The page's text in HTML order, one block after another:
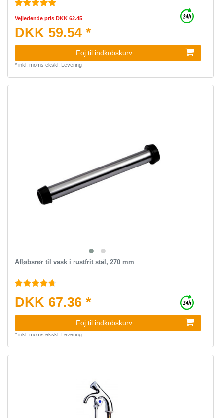
Vejledende pris DKK 62.45
DKK 59.54 *
Foj til indkobskurv
* inkl. moms ekskl. Levering
Afløbsrør til vask i rustfrit stål, 270 mm
DKK 67.36 *
Foj til indkobskurv
* inkl. moms ekskl. Levering